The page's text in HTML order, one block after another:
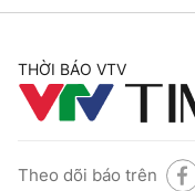
THỜI BÁO VTV
Theo dõi báo trên